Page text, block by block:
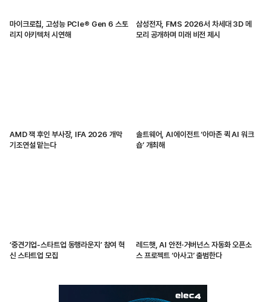
마이크로칩, 고성능 PCIe® Gen 6 스토
리지 아키텍처 시연해
삼성전자, FMS 2026서 차세대 3D 메
모리 공개하며 미래 비전 제시
AMD 잭 후인 부사장, IFA 2026 개막
기조연설 맡는다
솔트웨어, AI에이전트 ‘아마존 퀵 AI 워크
숍’ 개최해
‘중견기업-스타트업 동행라운지’ 참여 혁
신 스타트업 모집
레드햇, AI 안전·거버넌스 자동화 오픈소
스 프로젝트 ‘아사고’ 출범한다